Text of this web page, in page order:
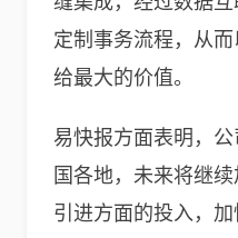
定制事务流程，从
给最大的价值。
易快报方面表明，
国各地，未来将继
引进方面的投入，